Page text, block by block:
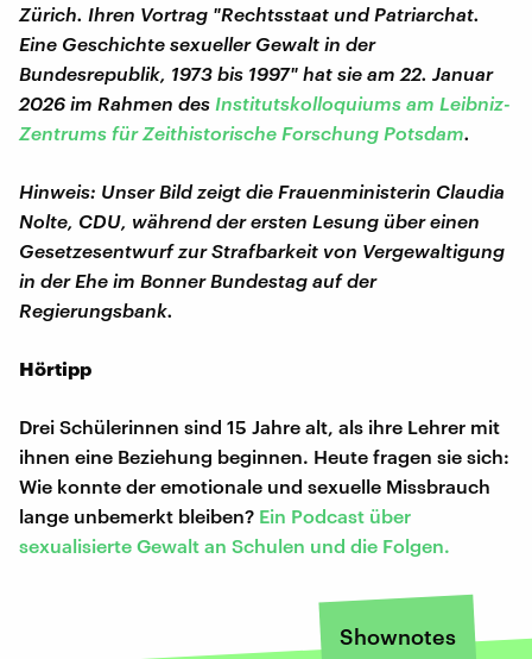
Zürich. Ihren Vortrag "Rechtsstaat und Patriarchat.
Eine Geschichte sexueller Gewalt in der
Bundesrepublik, 1973 bis 1997" hat sie am 22. Januar
2026 im Rahmen des Institutskolloquiums am Leibniz-
Zentrums für Zeithistorische Forschung Potsdam.
Hinweis: Unser Bild zeigt die Frauenministerin Claudia
Nolte, CDU, während der ersten Lesung über einen
Gesetzesentwurf zur Strafbarkeit von Vergewaltigung
in der Ehe im Bonner Bundestag auf der
Regierungsbank.
Hörtipp
Drei Schülerinnen sind 15 Jahre alt, als ihre Lehrer mit
ihnen eine Beziehung beginnen. Heute fragen sie sich:
Wie konnte der emotionale und sexuelle Missbrauch
lange unbemerkt bleiben? Ein Podcast über
sexualisierte Gewalt an Schulen und die Folgen.
Shownotes